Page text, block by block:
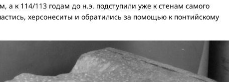
а к 114/113 годам до н.э. подступили уже к стенам самого
херсонеситы и обратились за помощью к понтийскому